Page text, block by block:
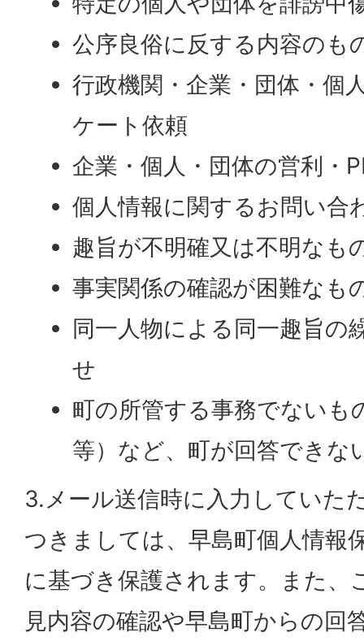
公序良俗に反する内容のも
行政機関・企業・団体・個
ケート依頼
企業・個人・団体の営利・
個人情報に関するお問い合
趣旨が不明確又は不明なも
事実関係の確認が困難なも
同一人物による同一趣旨の
せ
町の所管する事務でないも
等）など、町が回答できな
3.メール送信時に入力していた
つきましては、早島町個人情報
に基づき保護されます。また、
見内容の確認や早島町からの回